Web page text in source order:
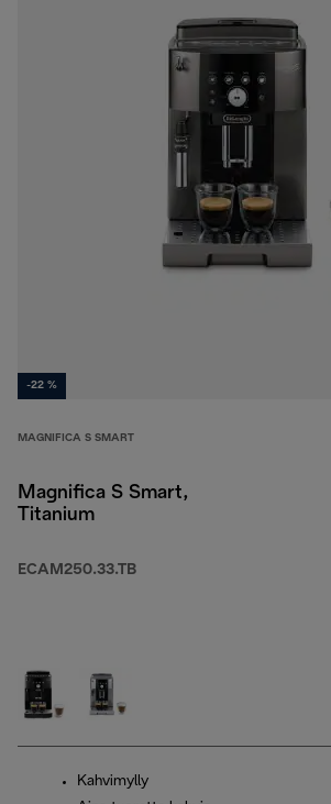
-22 %
MAGNIFICA S SMART
Magnifica S Smart,
Titanium
ECAM250.33.TB
Kahvimylly